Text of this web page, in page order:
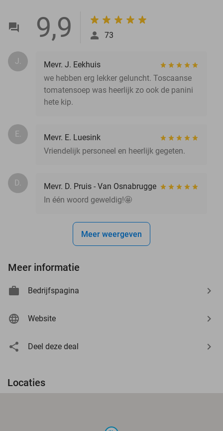
9,9 73
J.
Mevr. J. Eekhuis
we hebben erg lekker geluncht. Toscaanse
tomatensoep was heerlijk zo ook de panini
hete kip.
E.
Mevr. E. Luesink
Vriendelijk personeel en heerlijk gegeten.
D.
Mevr. D. Pruis - Van Osnabrugge
In één woord geweldig!🤩
Meer weergeven
Meer informatie
Bedrijfspagina
Website
Deel deze deal
Locaties